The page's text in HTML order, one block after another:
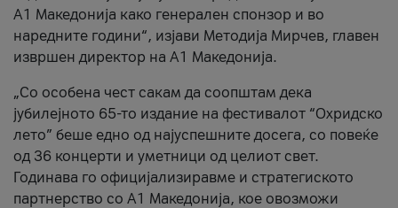
A1 Македонија како генерален спонзор и во
наредните години“, изјави Методија Мирчев, главен
извршен директор на A1 Македонија.
„Со особена чест сакам да соопштам дека
јубилејното 65-то издание на фестивалот “Охридско
лето” беше едно од најуспешните досега, со повеќе
од 36 концерти и уметници од целиот свет.
Годинава го официјализиравме и стратегиското
партнерство со А1 Македонија, кое овозможи